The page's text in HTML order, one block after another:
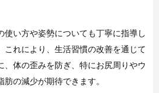
使い方や姿勢についても丁寧に指導し
これにより、生活習慣の改善を通じて
、体の歪みを防ぎ、特にお尻周りやウ
の減少が期待できます。